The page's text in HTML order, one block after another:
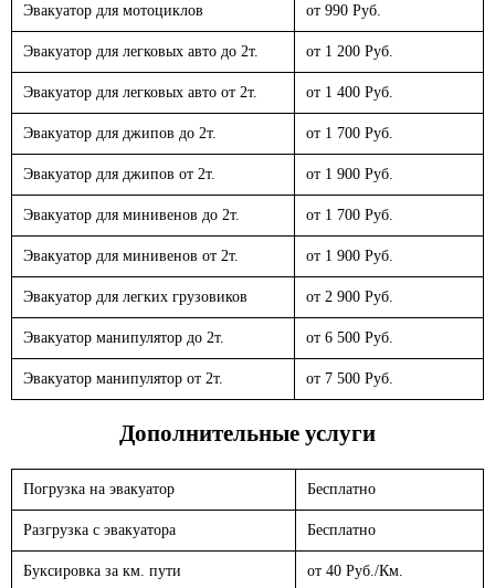
Эвакуатор для мотоциклов от 990 Руб.
Эвакуатор для легковых авто до 2т. от 1 200 Руб.
Эвакуатор для легковых авто от 2т. от 1 400 Руб.
Эвакуатор для джипов до 2т. от 1 700 Руб.
Эвакуатор для джипов от 2т. от 1 900 Руб.
Эвакуатор для минивенов до 2т. от 1 700 Руб.
Эвакуатор для минивенов от 2т. от 1 900 Руб.
Эвакуатор для легких грузовиков от 2 900 Руб.
Эвакуатор манипулятор до 2т. от 6 500 Руб.
Эвакуатор манипулятор от 2т. от 7 500 Руб.
Дополнительные услуги
Погрузка на эвакуатор Бесплатно
Разгрузка с эвакуатора Бесплатно
Буксировка за км. пути от 40 Руб./Км.